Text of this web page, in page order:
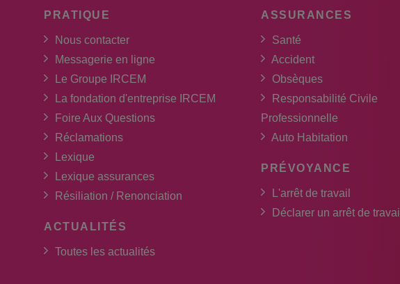
PRATIQUE
Nous contacter
Messagerie en ligne
Le Groupe IRCEM
La fondation d'entreprise IRCEM
Foire Aux Questions
Réclamations
Lexique
Lexique assurances
Résiliation / Renonciation
ACTUALITÉS
Toutes les actualités
ASSURANCES
Santé
Accident
Obsèques
Responsabilité Civile
Professionnelle
Auto Habitation
PRÉVOYANCE
L'arrêt de travail
Déclarer un arrêt de travail